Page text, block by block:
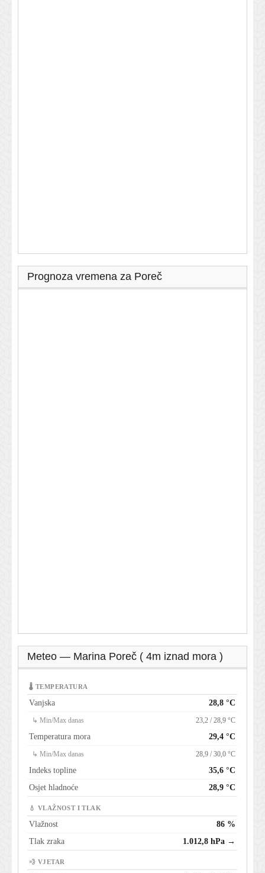
Prognoza vremena za Poreč
Meteo — Marina Poreč ( 4m iznad mora )
🌡 TEMPERATURA
Vanjska 28,8 °C
↳ Min/Max danas 23,2 / 28,9 °C
Temperatura mora 29,4 °C
↳ Min/Max danas 28,9 / 30,0 °C
Indeks topline
35,6 °C
Osjet hladnoće
28,9 °C
💧 VLAŽNOST I TLAK
Vlažnost
86 %
Tlak zraka
1.012,8 hPa →
💨 VJETAR